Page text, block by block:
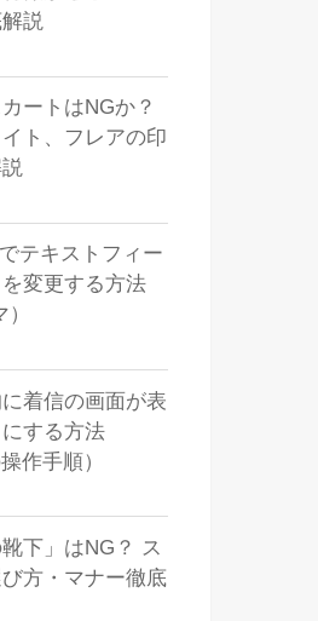
説
ートはNGか？
ト、フレアの印
テキストフィー
変更する方法
着信の画面が表
する方法
作手順）
下」はNG？ ス
方・マナー徹底